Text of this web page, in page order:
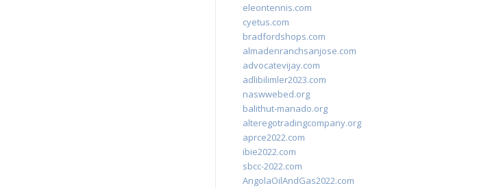
eleontennis.com
cyetus.com
bradfordshops.com
almadenranchsanjose.com
advocatevijay.com
adlibilimler2023.com
naswwebed.org
balithut-manado.org
alteregotradingcompany.org
aprce2022.com
ibie2022.com
sbcc-2022.com
AngolaOilAndGas2022.com